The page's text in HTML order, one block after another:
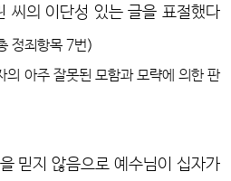
씨의 이단성 있는 글을 표절했다
정죄항목 7번)
아주 잘못된 모함과 모략에 의한 판
믿지 않음으로 예수님이 십자가